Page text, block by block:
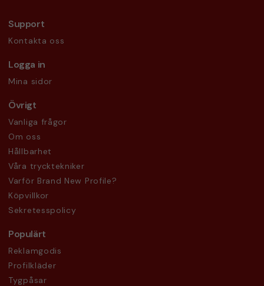
Support
Kontakta oss
Logga in
Mina sidor
Övrigt
Vanliga frågor
Om oss
Hållbarhet
Våra trycktekniker
Varför Brand New Profile?
Köpvillkor
Sekretesspolicy
Populärt
Reklamgodis
Profilkläder
Tygpåsar